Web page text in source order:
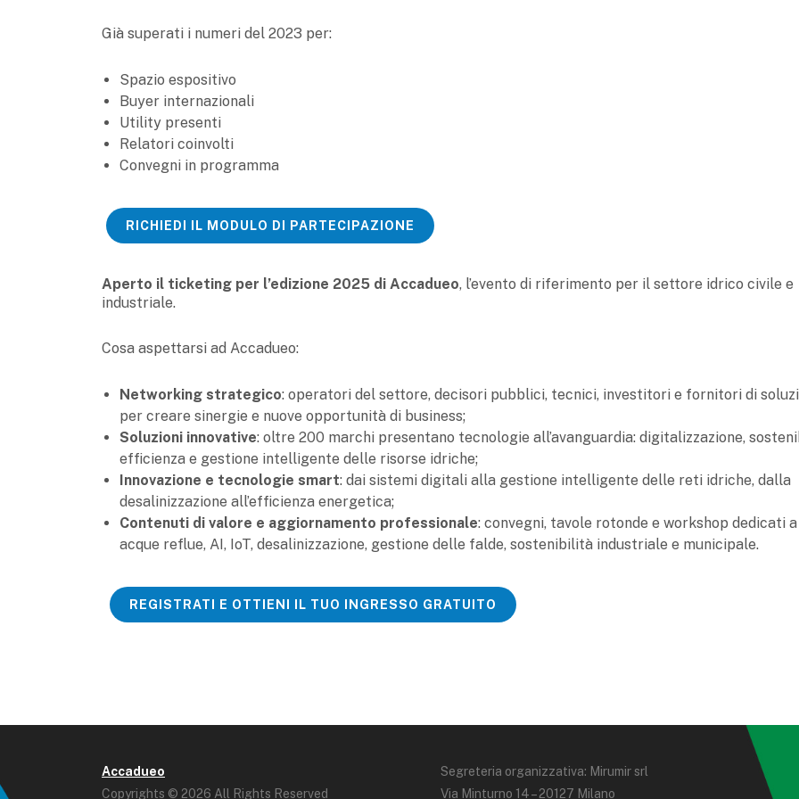
Già superati i numeri del 2023 per:
Spazio espositivo
Buyer internazionali
Utility presenti
Relatori coinvolti
Convegni in programma
RICHIEDI IL MODULO DI PARTECIPAZIONE
Aperto il ticketing per l’edizione 2025 di Accadueo, l’evento di riferimento per il settore idrico civile e
industriale.
Cosa aspettarsi ad Accadueo:
Networking strategico: operatori del settore, decisori pubblici, tecnici, investitori e fornitori di
per creare sinergie e nuove opportunità di business;
Soluzioni innovative: oltre 200 marchi presentano tecnologie all’avanguardia: digitalizzazione,
efficienza e gestione intelligente delle risorse idriche;
Innovazione e tecnologie smart: dai sistemi digitali alla gestione intelligente delle reti idriche, dalla
desalinizzazione all’efficienza energetica;
Contenuti di valore e aggiornamento professionale: convegni, tavole rotonde e workshop dedicati a
acque reflue, AI, IoT, desalinizzazione, gestione delle falde, sostenibilità industriale e municipale.
REGISTRATI E OTTIENI IL TUO INGRESSO GRATUITO
Accadueo
Copyrights © 2026 All Rights Reserved
Segreteria organizzativa: Mirumir srl
Via Minturno 14 – 20127 Milano